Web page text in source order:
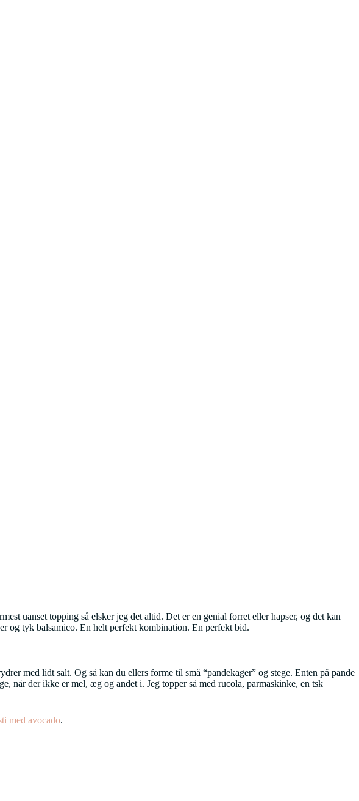
uanset topping så elsker jeg det altid. Det er en genial forret eller hapser, og det kan
og tyk balsamico. En helt perfekt kombination. En perfekt bid.
med lidt salt. Og så kan du ellers forme til små “pandekager” og stege. Enten på pande
når der ikke er mel, æg og andet i. Jeg topper så med rucola, parmaskinke, en tsk
med avocado.